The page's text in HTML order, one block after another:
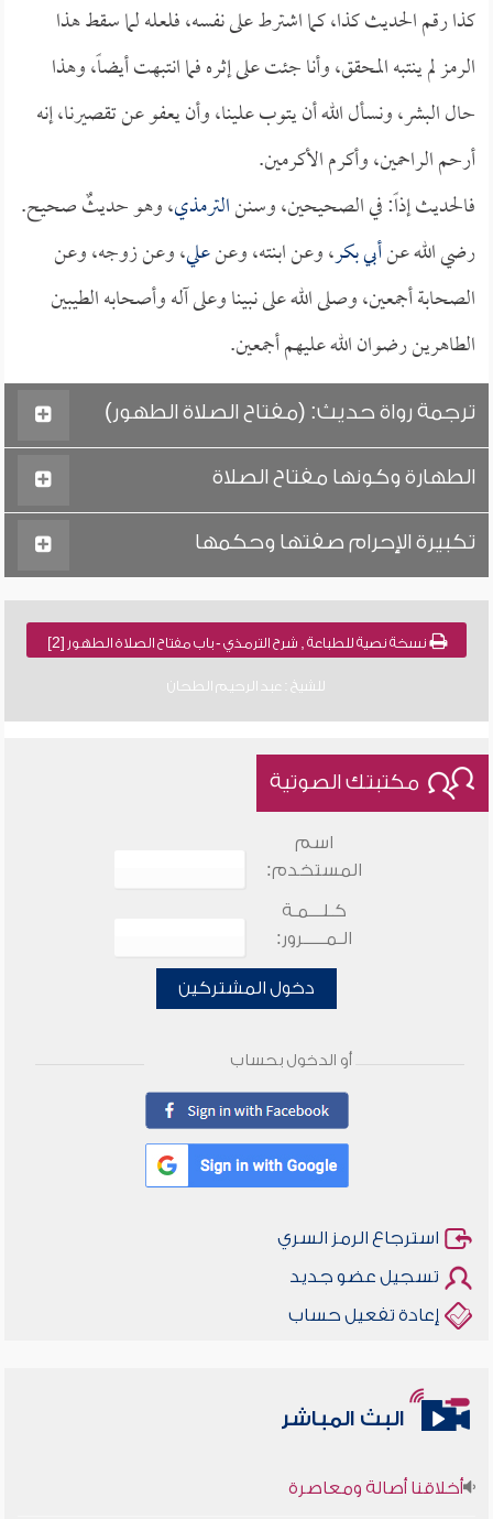
كذا رقم الحديث كذا، كما اشترط على نفسه، فلعله لما سقط هذا
الرمز لم ينتبه المحقق، وأنا جئت على إثره فما انتبهت أيضاً، وهذا
حال البشر، ونسأل الله أن يتوب علينا، وأن يعفو عن تقصيرنا، إنه
أرحم الراحمين، وأكرم الأكرمين.
فالحديث إذاً: في الصحيحين، وسننالترمذي، وهو حديثٌ صحيح.
رضي الله عنأبي بكر، وعن ابنته، وعنعلي، وعن زوجه، وعن
الصحابة أجمعين، وصلى الله على نبينا وعلى آله وأصحابه الطيبين
الطاهرين رضوان الله عليهم أجمعين.
ترجمة رواة حديث: (مفتاح الصلاة الطهور)
الطهارة وكونها مفتاح الصلاة
تكبيرة الإحرام صفتها وحكمها
للشيخ : عبد الرحيم الطحان
مكتبتك الصوتية
اسم
المستخدم:
كـلـــمـة
الـمـــــرور:
دخول المشتركين
أو الدخول بحساب
استرجاع الرمز السري
تسجيل عضو جديد
إعادة تفعيل حساب
البث المباشر
أخلاقنا أصالة ومعاصرة